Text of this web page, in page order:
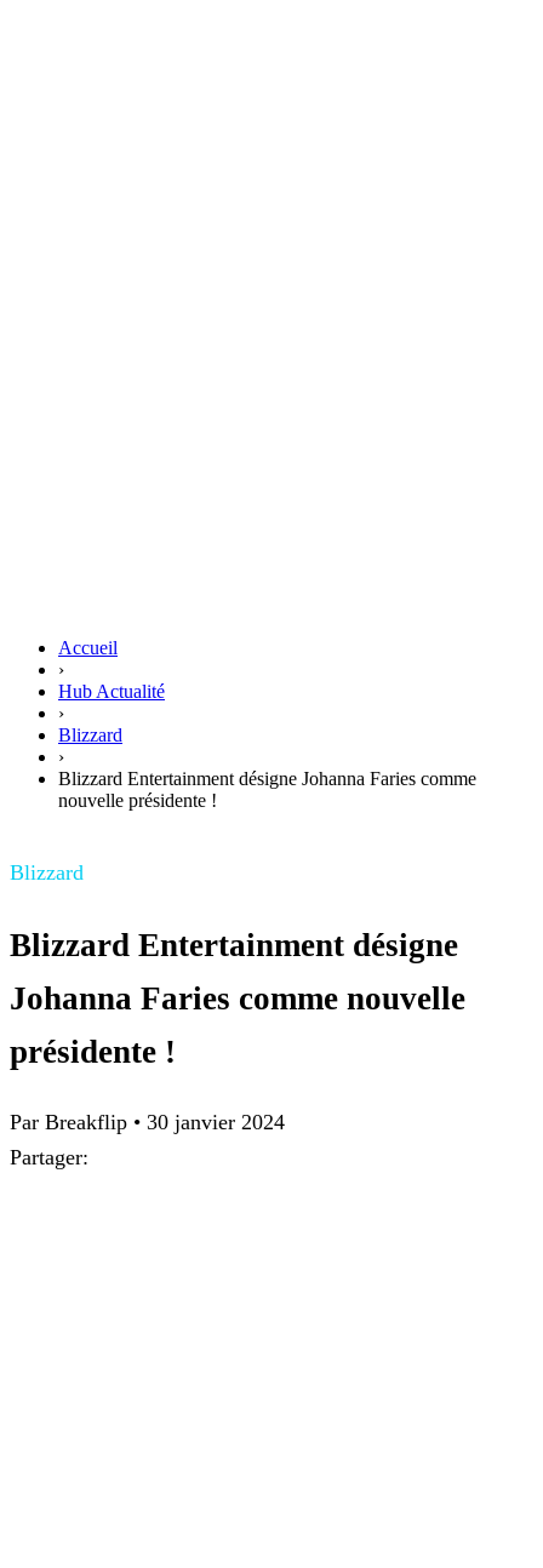
Accueil
›
Hub Actualité
›
Blizzard
›
Blizzard Entertainment désigne Johanna Faries comme
nouvelle présidente !
Blizzard
Blizzard Entertainment désigne
Johanna Faries comme nouvelle
présidente !
Par Breakflip • 30 janvier 2024
Partager: